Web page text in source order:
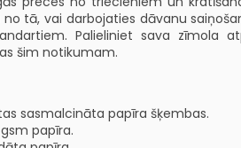
tā, vai darbojaties dāvanu
Palieliniet sava zīmola
šim notikumam.
sasmalcināta papīra šķembas.
papīra.